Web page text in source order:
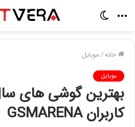
منو
خانه/موبایل
موبایل
کاربران GSMARENA